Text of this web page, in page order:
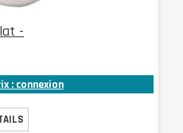
-
: connexion